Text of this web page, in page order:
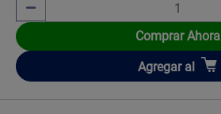
Comprar Ahora
Añadir
Agregar al